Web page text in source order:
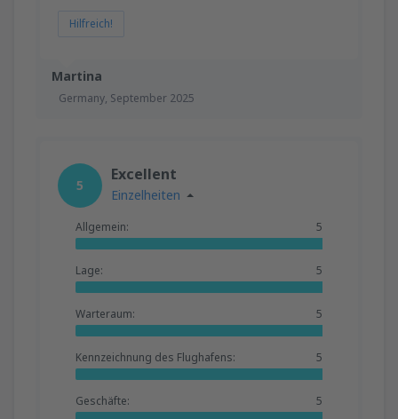
Martina
Germany, September 2025
Hilfreich!
5
Excellent
Einzelheiten
Allgemein: 5
Lage: 5
Warteraum: 5
Kennzeichnung des Flughafens: 5
Geschäfte: 5